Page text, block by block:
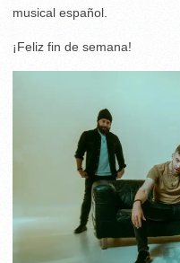
musical español.
¡Feliz fin de semana!